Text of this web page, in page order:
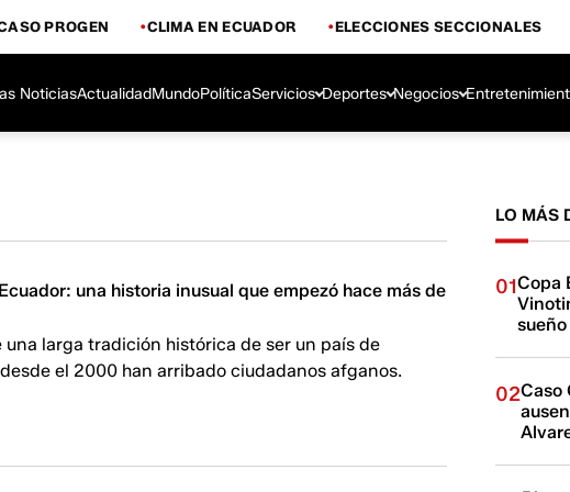
PROGEN CLIMA EN ECUADOR ELECCIONES SECCIONALES
NoticiasActualidadMundoPolíticaServicios Deportes Negocios
una historia inusual que empezó hace más de
una larga tradición histórica de ser un país de
el 2000 han arribado ciudadanos afganos.
LO MÁS
01Copa
02Caso